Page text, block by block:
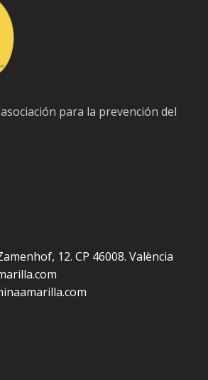
para la prevención del
12. CP 46008. València